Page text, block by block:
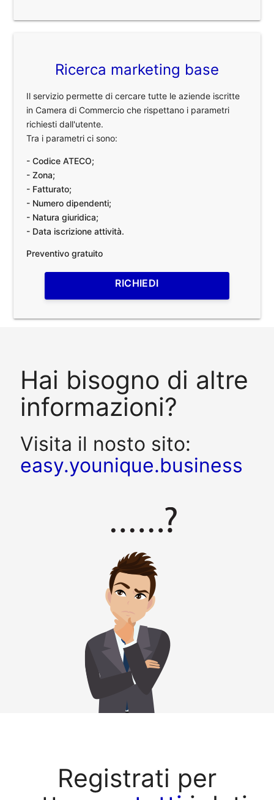
Ricerca marketing base
Il servizio permette di cercare tutte le aziende iscritte
in Camera di Commercio che rispettano i parametri
richiesti dall'utente.
Tra i parametri ci sono:
- Codice ATECO;
- Zona;
- Fatturato;
- Numero dipendenti;
- Natura giuridica;
- Data iscrizione attività.
Preventivo gratuito
RICHIEDI
Hai bisogno di altre
informazioni?
Visita il nosto sito:
easy.younique.business
Registrati per